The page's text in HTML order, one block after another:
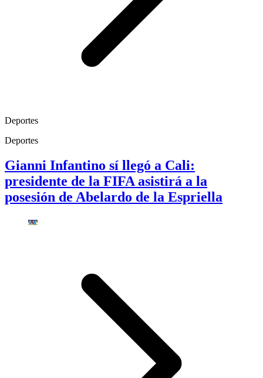
Deportes
Deportes
Gianni Infantino sí llegó a Cali:
presidente de la FIFA asistirá a la
posesión de Abelardo de la Espriella